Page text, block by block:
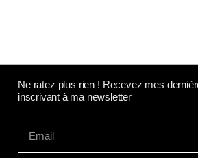
Ne ratez plus rien ! Recevez mes
inscrivant à ma newsletter